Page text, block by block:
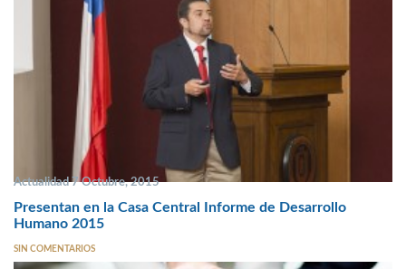
Actualidad 7 Octubre, 2015
Presentan en la Casa Central Informe de Desarrollo
Humano 2015
SIN COMENTARIOS